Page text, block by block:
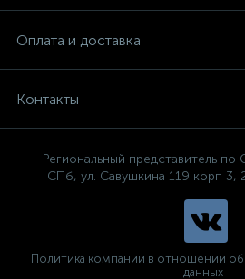
Оплата и доставка
Контакты
Региональный представитель
СПб, ул. Савушкина 119 корп 3,
Политика компании в отношении
данных